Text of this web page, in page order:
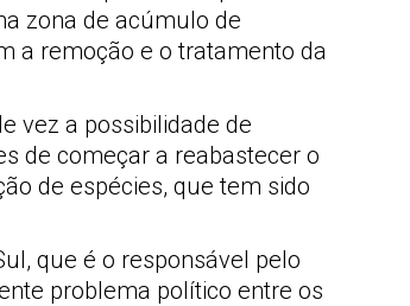
zona de acúmulo de
a remoção e o tratamento da
vez a possibilidade de
de começar a reabastecer o
de espécies, que tem sido
que é o responsável pelo
problema político entre os